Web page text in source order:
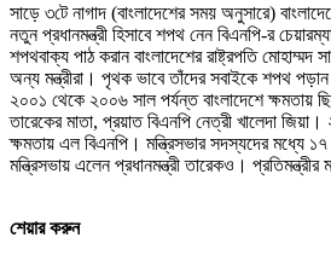
সাড়ে ৩টে নাগাদ (বাংলাদেশের সময় অনুসারে)
নতুন প্রধানমন্ত্রী হিসাবে শপথ নেন বিএনপি-র
শপথবাক্য পাঠ করান বাংলাদেশের রাষ্ট্রপতি মোহাম্মদ
অন্য মন্ত্রীরা। পৃথক ভাবে তাঁদের সবাইকে শপথ
২০০১ থেকে ২০০৬ সাল পর্যন্ত বাংলাদেশে ক্ষমতায়
তারেকের মাতা, প্রয়াত বিএনপি নেত্রী খালেদা
ক্ষমতায় এল বিএনপি। মন্ত্রিসভার সদস্যদের মধ্যে
মন্ত্রিসভায় এলেন প্রধানমন্ত্রী তারেকও।
শেয়ার করুন